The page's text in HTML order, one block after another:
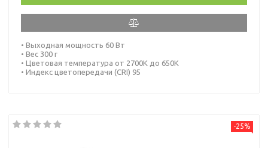
• Выходная мощность 60 Вт
• Вес 300 г
• Цветовая температура от 2700K до 650K
• Индекс цветопередачи (CRI) 95
-25%